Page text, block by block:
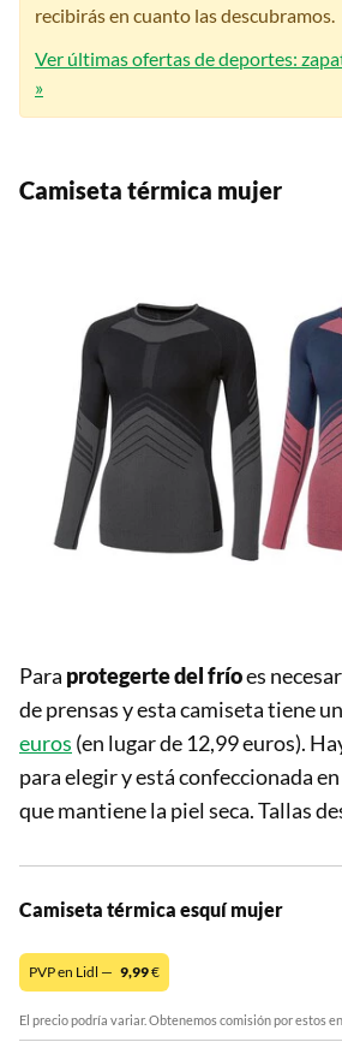
recibirás en cuanto las descubramos.
Ver últimas ofertas de deportes:
»
Camiseta térmica mujer
Para protegerte del fríoes
de prensas y esta camiseta tiene
euros (en lugar de 12,99 euros).
para elegir y está confeccionada
que mantiene la piel seca. Tallas
Camiseta térmica esquí mujer
PVP en Lidl — 9,99€
El precio podría variar. Obtenemos comisión por estos